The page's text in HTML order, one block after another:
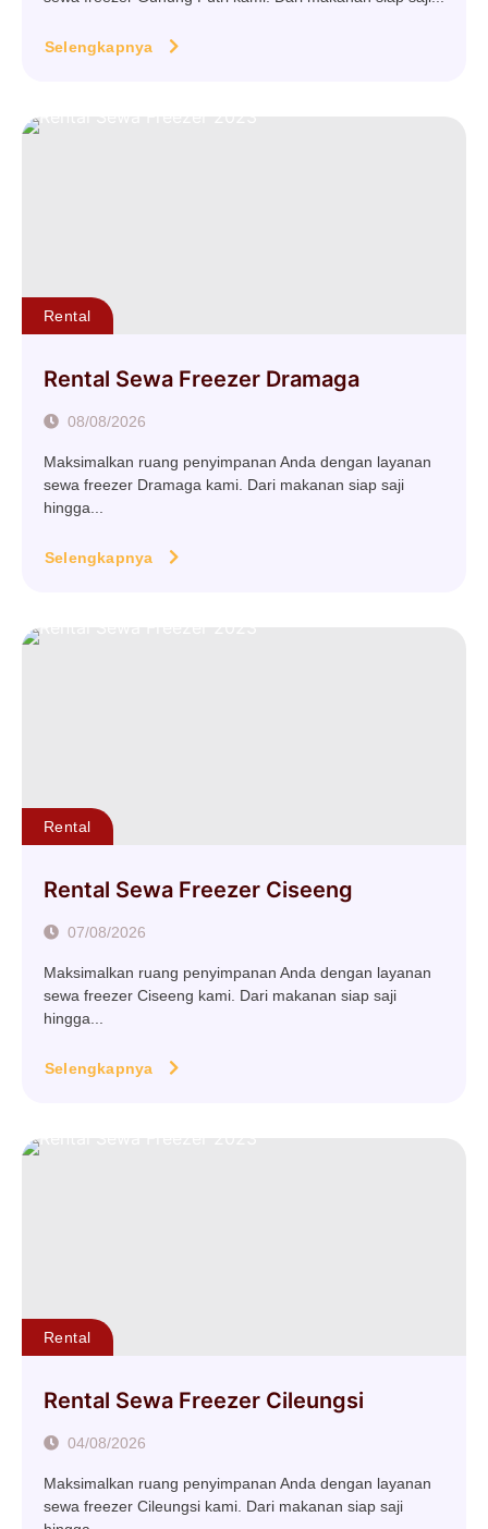
Selengkapnya
Rental
Rental Sewa Freezer Dramaga
08/08/2026
Maksimalkan ruang penyimpanan Anda dengan layanan
sewa freezer Dramaga kami. Dari makanan siap saji
hingga...
Selengkapnya
Rental
Rental Sewa Freezer Ciseeng
07/08/2026
Maksimalkan ruang penyimpanan Anda dengan layanan
sewa freezer Ciseeng kami. Dari makanan siap saji
hingga...
Selengkapnya
Rental
Rental Sewa Freezer Cileungsi
04/08/2026
Maksimalkan ruang penyimpanan Anda dengan layanan
sewa freezer Cileungsi kami. Dari makanan siap saji